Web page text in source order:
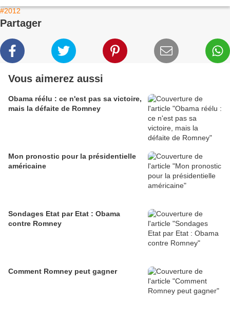
#2012
Partager
Vous aimerez aussi
Obama réélu : ce n'est pas sa victoire,
mais la défaite de Romney
Mon pronostic pour la présidentielle
américaine
Sondages Etat par Etat : Obama
contre Romney
Comment Romney peut gagner